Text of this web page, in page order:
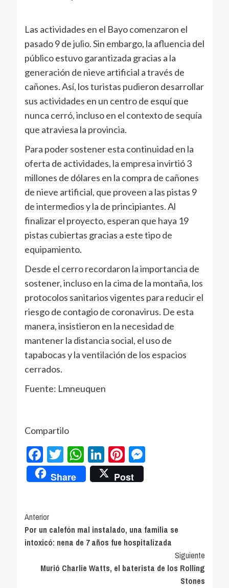
Las actividades en el Bayo comenzaron el
pasado 9 de julio. Sin embargo, la afluencia del
público estuvo garantizada gracias a la
generación de nieve artificial a través de
cañones. Así, los turistas pudieron desarrollar
sus actividades en un centro de esquí que
nunca cerró, incluso en el contexto de sequía
que atraviesa la provincia.
Para poder sostener esta continuidad en la
oferta de actividades, la empresa invirtió 3
millones de dólares en la compra de cañones
de nieve artificial, que proveen a las pistas 9
de intermedios y la de principiantes. Al
finalizar el proyecto, esperan que haya 19
pistas cubiertas gracias a este tipo de
equipamiento.
Desde el cerro recordaron la importancia de
sostener, incluso en la cima de la montaña, los
protocolos sanitarios vigentes para reducir el
riesgo de contagio de coronavirus. De esta
manera, insistieron en la necesidad de
mantener la distancia social, el uso de
tapabocas y la ventilación de los espacios
cerrados.
Fuente: Lmneuquen
Compartilo
Facebook
Twitter
WhatsApp
LinkedIn
Pinterest
Messenger
Share Post
Navegación
de
entradas
Anterior
Por un calefón mal instalado, una familia se
intoxicó: nena de 7 años fue hospitalizada
Siguiente
Murió Charlie Watts, el baterista de los Rolling
Stones